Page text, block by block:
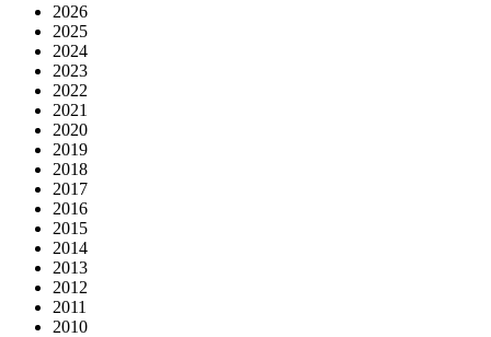
2026
2025
2024
2023
2022
2021
2020
2019
2018
2017
2016
2015
2014
2013
2012
2011
2010